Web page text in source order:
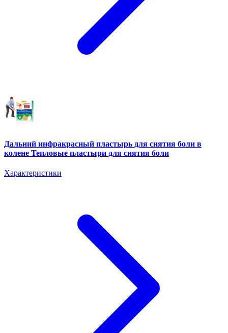
Дальний инфракрасный пластырь для снятия боли в
колене Тепловые пластыри для снятия боли
Характеристики